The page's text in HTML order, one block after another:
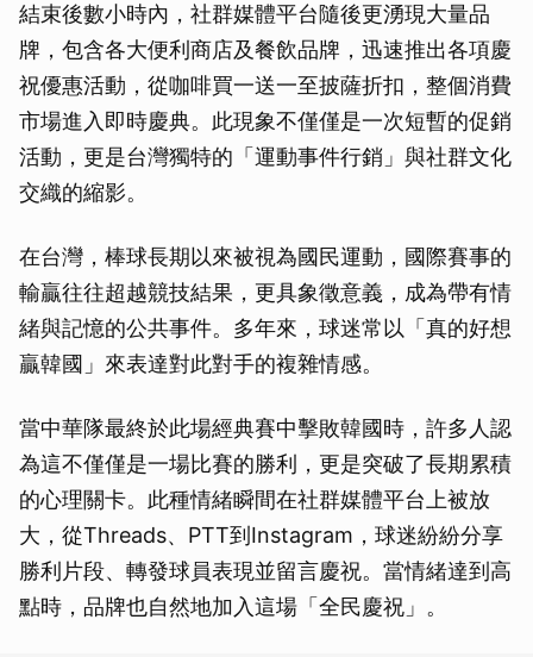
結束後數小時內，社群媒體平台隨後更湧現大量品
牌，包含各大便利商店及餐飲品牌，迅速推出各項慶
祝優惠活動，從咖啡買一送一至披薩折扣，整個消費
市場進入即時慶典。此現象不僅僅是一次短暫的促銷
活動，更是台灣獨特的「運動事件行銷」與社群文化
交織的縮影。
在台灣，棒球長期以來被視為國民運動，國際賽事的
輸贏往往超越競技結果，更具象徵意義，成為帶有情
緒與記憶的公共事件。多年來，球迷常以「真的好想
贏韓國」來表達對此對手的複雜情感。
當中華隊最終於此場經典賽中擊敗韓國時，許多人認
為這不僅僅是一場比賽的勝利，更是突破了長期累積
的心理關卡。此種情緒瞬間在社群媒體平台上被放
大，從Threads、PTT到Instagram，球迷紛紛分享
勝利片段、轉發球員表現並留言慶祝。當情緒達到高
點時，品牌也自然地加入這場「全民慶祝」。